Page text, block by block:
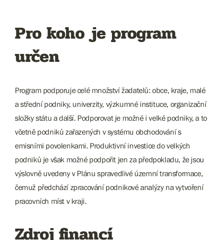
Pro koho je program
určen
Program podporuje celé množství žadatelů: obce, kraje, malé
a střední podniky, univerzity, výzkumné instituce, organizační
složky státu a další. Podporovat je možné i velké podniky, a to
včetně podniků zařazených v systému obchodování s
emisními povolenkami. Produktivní investice do velkých
podniků je však možné podpořit jen za předpokladu, že jsou
výslovně uvedeny v Plánu spravedlivé územní transformace,
čemuž předchází zpracování podnikové analýzy na vytvoření
pracovních míst v kraji.
Zdroj financí